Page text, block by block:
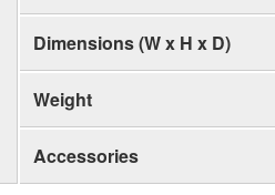
Dimensions (W x H x D)
Weight
Accessories